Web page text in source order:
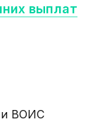
выплат
и ВОИС